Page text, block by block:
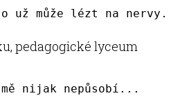
už může lézt na nervy.
pedagogické lyceum
nijak nepůsobí...